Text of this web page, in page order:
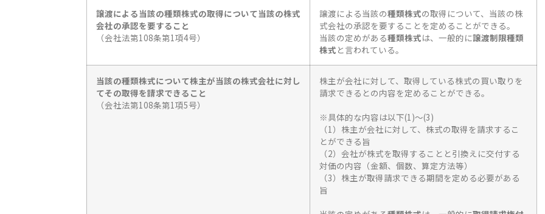
譲渡による当該の種類株式の取得について当該の株式
会社の承認を要すること
（会社法第108条第1項4号）
譲渡による当該の種類株式の取得について、当該の株
式会社の承認を要することを定めることができる。
当該の定めがある種類株式は、 一般的に譲渡制限種類
株式 と言われている。
当該の種類株式について株主が当該の株式会社に対し
てその取得を請求できること
（会社法第108条第1項5号）
株主が会社に対して、取得している株式の買い取りを
請求できるとの内容を定めることができる。
※具体的な内容は以下(1)～(3)
（1）株主が会社に対して、株式の取得を請求するこ
とができる旨
（2）会社が株式を取得することと引換えに交付する
対価の内容（金額、個数、算定方法等）
（3）株主が取得請求できる期間を定める必要がある
旨